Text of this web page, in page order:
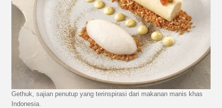
Gethuk, sajian penutup yang terinspirasi dari makanan manis khas
Indonesia.